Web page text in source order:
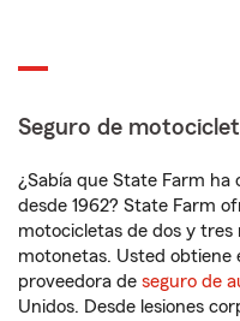
Seguro de
¿Sabía que State Farm
desde 1962? State Farm
motocicletas de dos y tres
motonetas. Usted obtiene
proveedora de seguro de
Unidos. Desde lesiones